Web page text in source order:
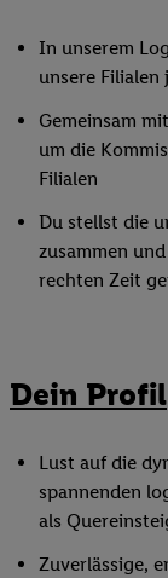
In unserem
unsere Filialen
Gemeinsam
um die
Filialen
Du stellst die
zusammen
rechten Zeit
Dein Profil
Lust auf die
spannenden
als
Zuverlässige,